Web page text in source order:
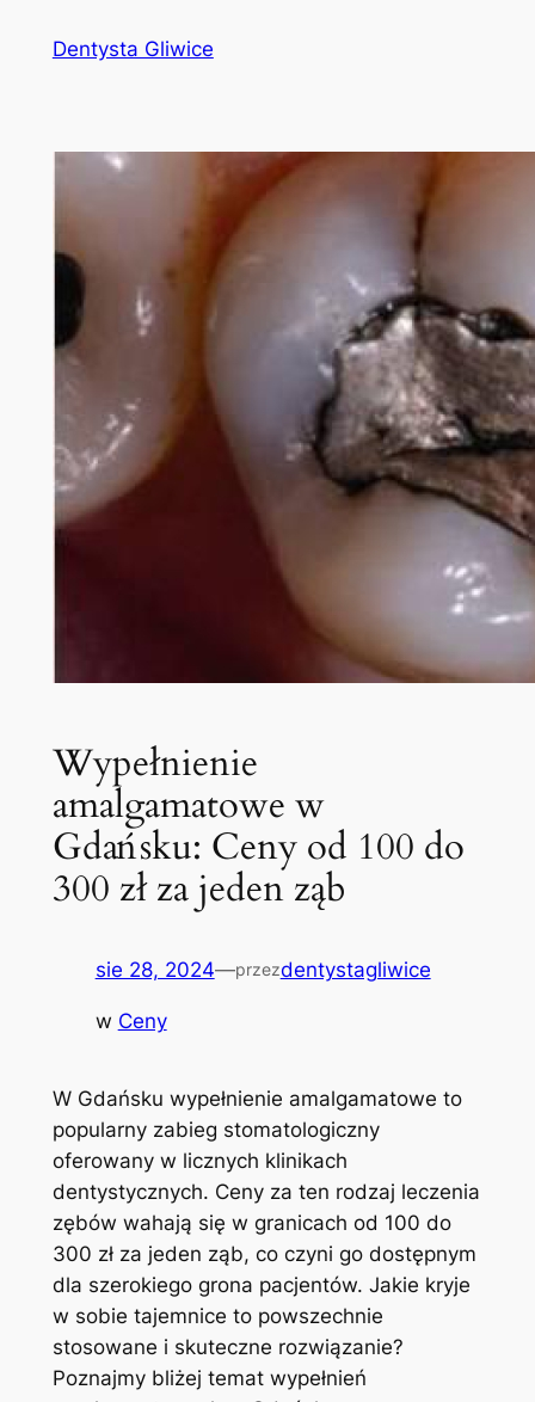
Dentysta Gliwice
Wypełnienie
amalgamatowe w
Gdańsku: Ceny od 100 do
300 zł za jeden ząb
sie 28, 2024—przezdentystagliwice
w Ceny
W‍ Gdańsku wypełnienie amalgamatowe to
popularny zabieg stomatologiczny
oferowany​ w licznych klinikach
dentystycznych.​ Ceny za ten rodzaj leczenia
zębów wahają się w granicach⁢ od 100 ​do
300⁣ zł za‍ jeden ⁣ząb, co czyni go dostępnym
dla szerokiego grona pacjentów. ‍Jakie kryje
⁢w sobie tajemnice to powszechnie
stosowane i skuteczne rozwiązanie?​
Poznajmy bliżej‌ temat wypełnień